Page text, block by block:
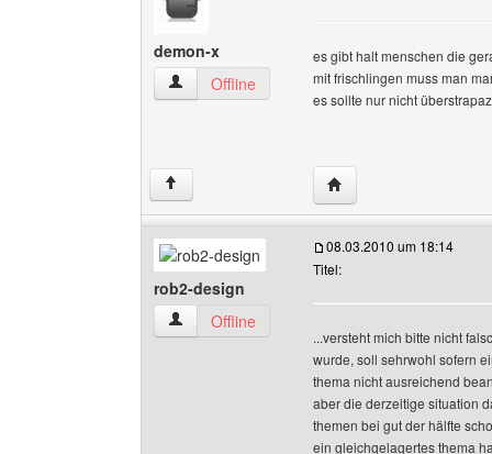
demon-x
demon-x Benutzer-Profile anzeigen
Offline
es gibt halt menschen die
mit frischlingen muss man
es sollte nur nicht
↑ Website dieses
rob2-design
rob2-design Benutzer-Profile anzeigen
Offline
08.03.2010 um 18:14
Titel:
...versteht mich bitte nicht
wurde, soll sehrwohl sofern
thema nicht ausreichend
aber die derzeitige situation
themen bei gut der hälfte
ein gleichgelagertes thema